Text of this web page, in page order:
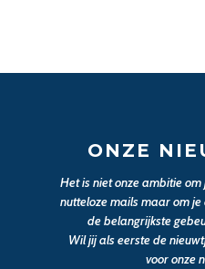
ONZE
Het is niet onze ambitie
nutteloze mails maar om
de belangrijkste
Wil jij als eerste de
voor onze